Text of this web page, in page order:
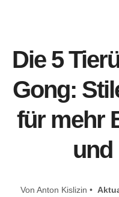
Die 5
Gong:
für mehr
und
Von Anton Kislizin •